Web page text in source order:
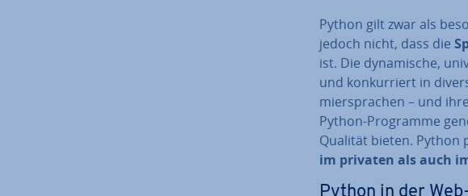
Python gilt zwar als
jedoch nicht, dass die
ist. Die dy­na­mi­sche,
und kon­kur­riert in
mier­spra­chen – und
Python-Programme
Qualität bieten. Python
im privaten als auch